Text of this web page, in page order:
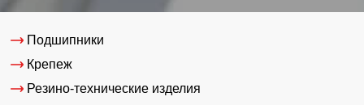
Подшипники
Крепеж
Резино-технические изделия